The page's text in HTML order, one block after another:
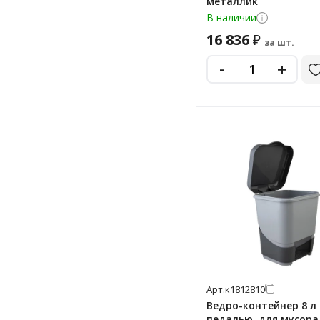
В наличии
16 836₽ за шт.
- +
Арт.к1812810
Ведро-контейнер 8 л